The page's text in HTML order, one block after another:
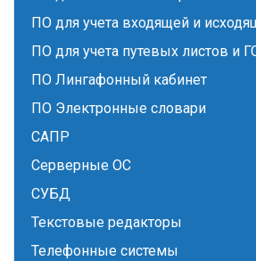
ПО для учета входящей и
ПО для учета путевых листов и
ПО Лингафонный кабинет
ПО Электронные словари
САПР
Серверные ОС
СУБД
Текстовые редакторы
Телефонные системы